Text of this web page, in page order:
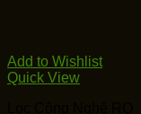
Add to Wishlist
Quick View